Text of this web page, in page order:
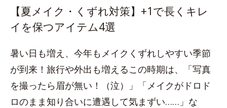
【夏メイク・くずれ対策】+1で長くキレ
イを保つアイテム4選
暑い日も増え、今年もメイクくずれしやすい季節
が到来！旅行や外出も増えるこの時期は、「写真
を撮ったら眉が無い！（泣）」「メイクがドロド
ロのまま知り合いに遭遇して気まずい……」な